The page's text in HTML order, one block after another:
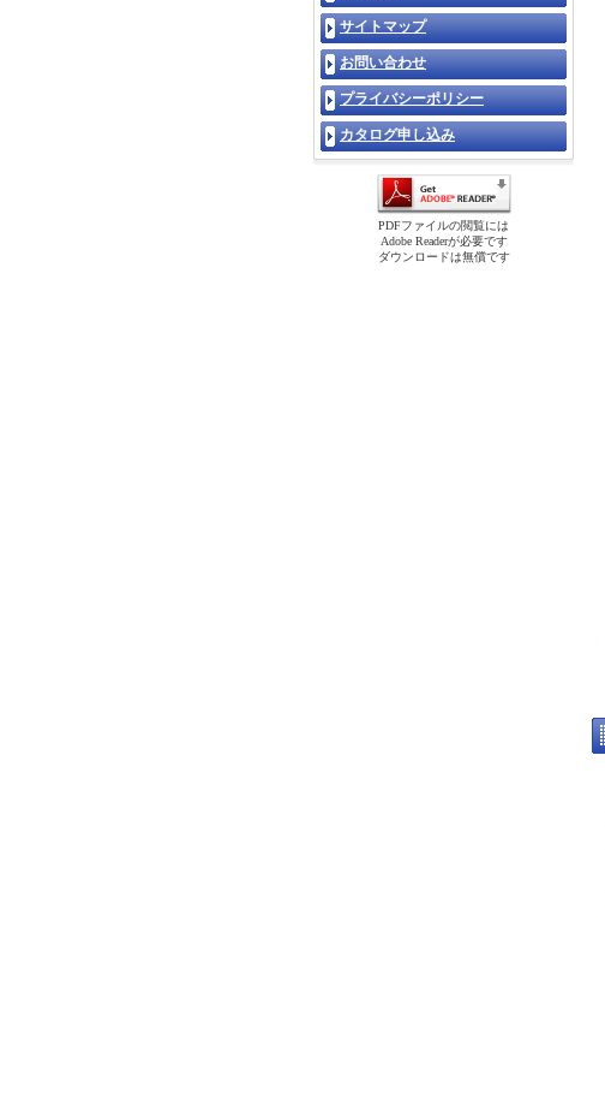
サイトマップ
お問い合わせ
プライバシーポリシー
カタログ申し込み
PDFファイルの閲覧には
Adobe Readerが必要です
ダウンロードは無償です